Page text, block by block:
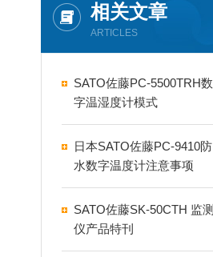
相关文章
ARTICLES
SATO佐藤PC-5500TRH数
字温湿度计模式
日本SATO佐藤PC-9410防
水数字温度计注意事项
SATO佐藤SK-50CTH 监测
仪产品特刊